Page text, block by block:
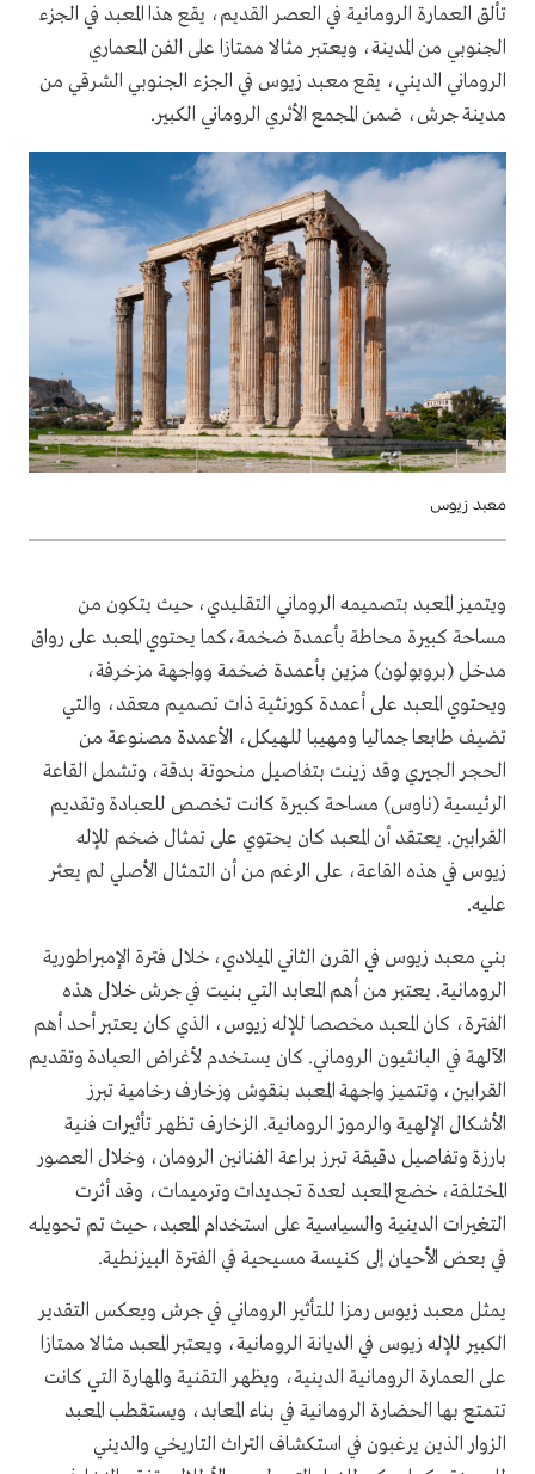
تألق العمارة الرومانية في العصر القديم، يقع هذا المعبد في الجزء
الجنوبي من المدينة، ويعتبر مثالا ممتازا على الفن المعماري
الروماني الديني، يقع معبد زيوس في الجزء الجنوبي الشرقي من
مدينة جرش، ضمن المجمع الأثري الروماني الكبير.
معبد زيوس
ويتميز المعبد بتصميمه الروماني التقليدي، حيث يتكون من
مساحة كبيرة محاطة بأعمدة ضخمة،كما يحتوي المعبد على رواق
مدخل (بروبولون) مزين بأعمدة ضخمة وواجهة مزخرفة،
ويحتوي المعبد على أعمدة كورنثية ذات تصميم معقد، والتي
تضيف طابعا جماليا ومهيبا للهيكل، الأعمدة مصنوعة من
الحجر الجيري وقد زينت بتفاصيل منحوتة بدقة، وتشمل القاعة
الرئيسية (ناوس) مساحة كبيرة كانت تخصص للعبادة وتقديم
القرابين. يعتقد أن المعبد كان يحتوي على تمثال ضخم للإله
زيوس في هذه القاعة، على الرغم من أن التمثال الأصلي لم يعثر
عليه.
بني معبد زيوس في القرن الثاني الميلادي، خلال فترة الإمبراطورية
الرومانية. يعتبر من أهم المعابد التي بنيت في جرش خلال هذه
الفترة، كان المعبد مخصصا للإله زيوس، الذي كان يعتبر أحد أهم
الآلهة في البانثيون الروماني. كان يستخدم لأغراض العبادة وتقديم
القرابين، وتتميز واجهة المعبد بنقوش وزخارف رخامية تبرز
الأشكال الإلهية والرموز الرومانية. الزخارف تظهر تأثيرات فنية
بارزة وتفاصيل دقيقة تبرز براعة الفنانين الرومان، وخلال العصور
المختلفة، خضع المعبد لعدة تجديدات وترميمات، وقد أثرت
التغيرات الدينية والسياسية على استخدام المعبد، حيث تم تحويله
في بعض الأحيان إلى كنيسة مسيحية في الفترة البيزنطية.
يمثل معبد زيوس رمزا للتأثير الروماني في جرش ويعكس التقدير
الكبير للإله زيوس في الديانة الرومانية، ويعتبر المعبد مثالا ممتازا
على العمارة الرومانية الدينية، ويظهر التقنية والمهارة التي كانت
تتمتع بها الحضارة الرومانية في بناء المعابد، ويستقطب المعبد
الزوار الذين يرغبون في استكشاف التراث التاريخي والديني